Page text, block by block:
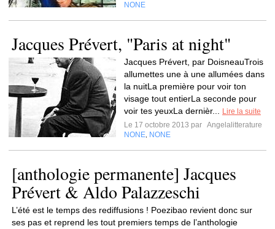
NONE
Jacques Prévert, "Paris at night"
Jacques Prévert, par DoisneauTrois
allumettes une à une allumées dans
la nuitLa première pour voir ton
visage tout entierLa seconde pour
voir tes yeuxLa dernièr...
Lire la suite
Le 17 octobre 2013 par Angelalitterature
NONE NONE
[anthologie permanente] Jacques
Prévert & Aldo Palazzeschi
L’été est le temps des rediffusions ! Poezibao revient donc sur
ses pas et reprend les tout premiers temps de l’anthologie